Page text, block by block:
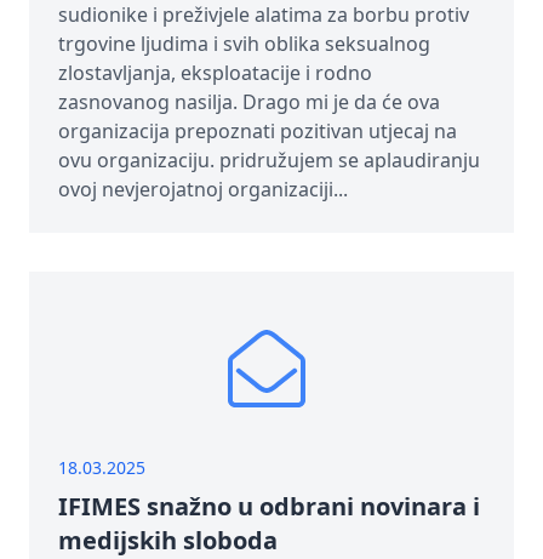
sudionike i preživjele alatima za borbu protiv
trgovine ljudima i svih oblika seksualnog
zlostavljanja, eksploatacije i rodno
zasnovanog nasilja. Drago mi je da će ova
organizacija prepoznati pozitivan utjecaj na
ovu organizaciju. pridružujem se aplaudiranju
ovoj nevjerojatnoj organizaciji...
18.03.2025
IFIMES snažno u odbrani novinara i
medijskih sloboda